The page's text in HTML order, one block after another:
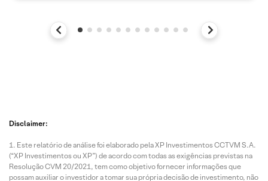
Disclaimer:
Este relatório de análise foi elaborado pela XP Investimentos CCTVM S.A.
(“XP Investimentos ou XP”) de acordo com todas as exigências previstas na
Resolução CVM 20/2021, tem como objetivo fornecer informações que
possam auxiliar o investidor a tomar sua própria decisão de investimento, não